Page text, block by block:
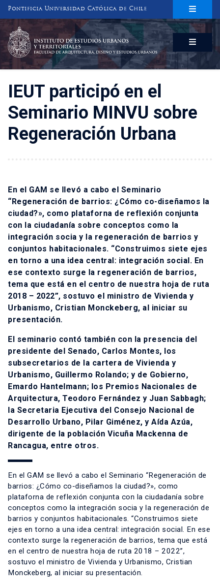
Pontificia Universidad Católica de Chile
INSTITUTO DE ESTUDIOS URBANOS
Y TERRITORIALES
FACULTAD DE ARQUITECTURA, DISEÑO Y ESTUDIOS URBANOS
IEUT participó en el
Seminario MINVU sobre
Regeneración Urbana
En el GAM se llevó a cabo el Seminario
“Regeneración de barrios: ¿Cómo co-diseñamos la
ciudad?», como plataforna de reflexión conjunta
con la ciudadanía sobre conceptos como la
integración socia y la regeneración de barrios y
conjuntos habitacionales. “Construimos siete ejes
en torno a una idea central: integración social. En
ese contexto surge la regeneración de barrios,
tema que está en el centro de nuestra hoja de ruta
2018 – 2022”, sostuvo el ministro de Vivienda y
Urbanismo, Cristian Monckeberg, al iniciar su
presentación.
El seminario contó también con la presencia del
presidente del Senado, Carlos Montes, los
subsecretarios de la cartera de Vivienda y
Urbanismo, Guillermo Rolando; y de Gobierno,
Emardo Hantelmann; los Premios Nacionales de
Arquitectura, Teodoro Fernández y Juan Sabbagh;
la Secretaria Ejecutiva del Consejo Nacional de
Desarrollo Urbano, Pilar Giménez, y Aída Azúa,
dirigente de la población Vicuña Mackenna de
Rancagua, entre otros.
En el GAM se llevó a cabo el Seminario “Regeneración de
barrios: ¿Cómo co-diseñamos la ciudad?», como
plataforna de reflexión conjunta con la ciudadanía sobre
conceptos como la integración socia y la regeneración de
barrios y conjuntos habitacionales. “Construimos siete
ejes en torno a una idea central: integración social. En ese
contexto surge la regeneración de barrios, tema que está
en el centro de nuestra hoja de ruta 2018 – 2022”,
sostuvo el ministro de Vivienda y Urbanismo, Cristian
Monckeberg, al iniciar su presentación.